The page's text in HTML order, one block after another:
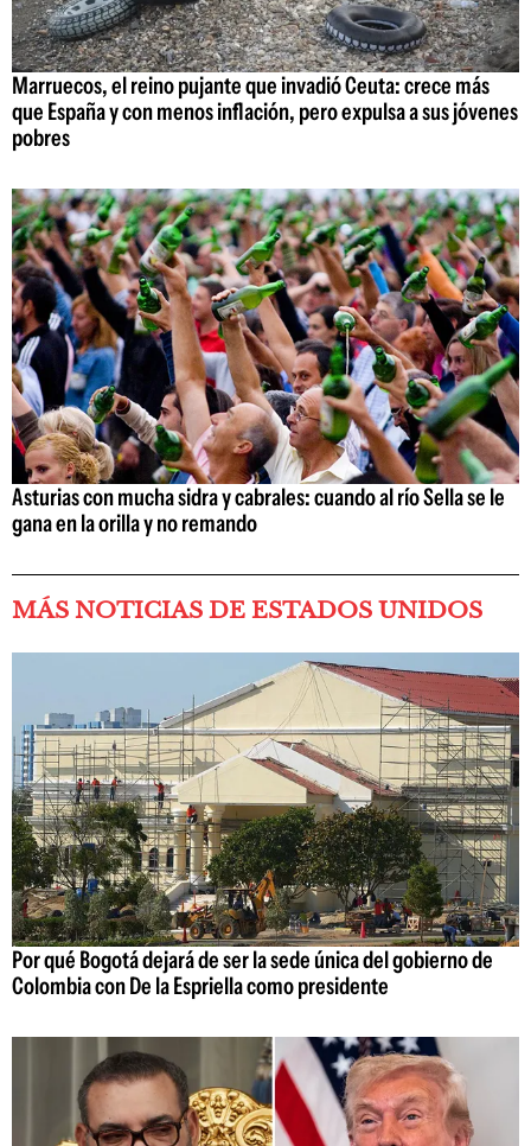
Marruecos, el reino pujante que invadió Ceuta: crece más
que España y con menos inflación, pero expulsa a sus jóvenes
pobres
Asturias con mucha sidra y cabrales: cuando al río Sella se le
gana en la orilla y no remando
MÁS NOTICIAS DE ESTADOS UNIDOS
Por qué Bogotá dejará de ser la sede única del gobierno de
Colombia con De la Espriella como presidente